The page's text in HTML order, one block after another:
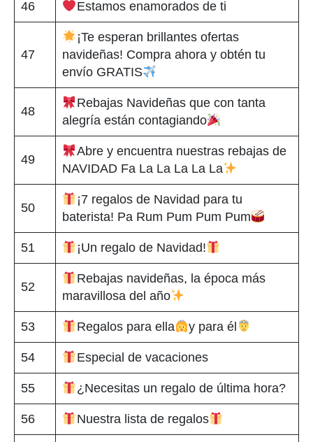
46 Estamos enamorados de ti
47
¡Te esperan brillantes ofertas
navideñas! Compra ahora y obtén tu
envío GRATIS
48
Rebajas Navideñas que con tanta
alegría están contagiando
49
Abre y encuentra nuestras rebajas de
NAVIDAD Fa La La La La La
50
¡7 regalos de Navidad para tu
baterista! Pa Rum Pum Pum Pum
51 ¡Un regalo de Navidad!
52
Rebajas navideñas, la época más
maravillosa del año
53 Regalos para ella y para él
54 Especial de vacaciones
55 ¿Necesitas un regalo de última hora?
56 Nuestra lista de regalos